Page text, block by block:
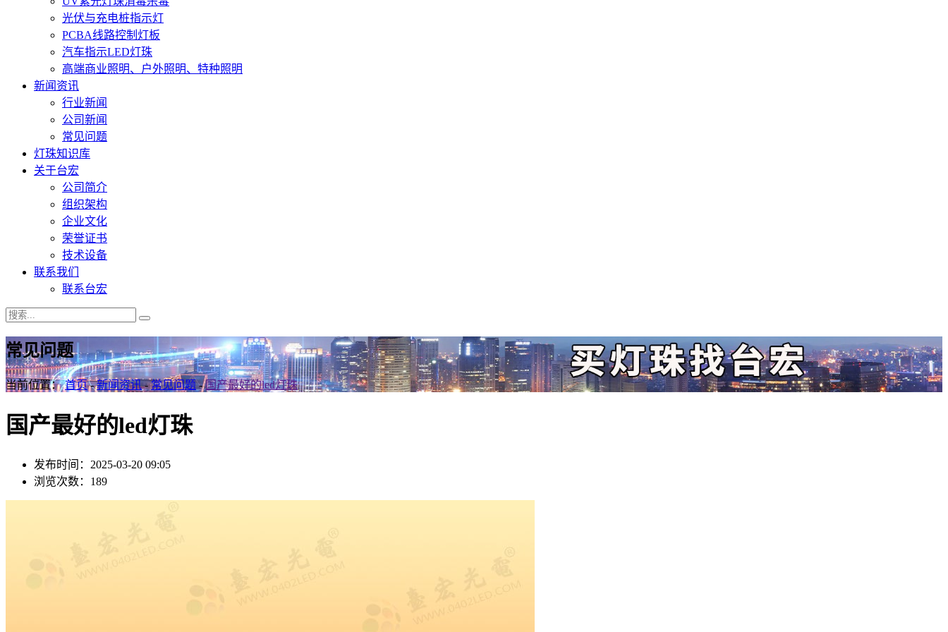
光伏与充电桩指示灯
PCBA线路控制灯板
汽车指示LED灯珠
高端商业照明、户外照明、特种照明
新闻资讯
行业新闻
公司新闻
常见问题
灯珠知识库
关于台宏
公司简介
组织架构
企业文化
荣誉证书
技术设备
联系我们
联系台宏
常见问题
当前位置：首页-新闻资讯-常见问题-国产最好的led灯珠
国产最好的led灯珠
发布时间：2025-03-20 09:05
浏览次数：189